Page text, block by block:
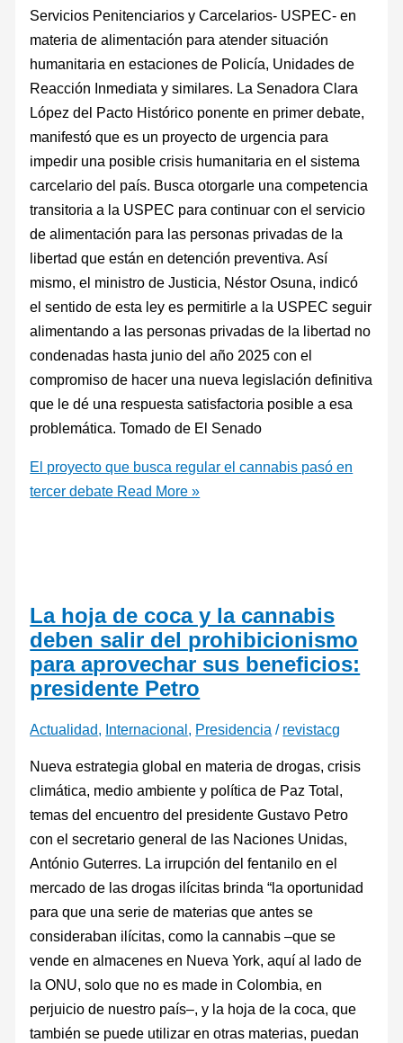
Servicios Penitenciarios y Carcelarios- USPEC- en
materia de alimentación para atender situación
humanitaria en estaciones de Policía, Unidades de
Reacción Inmediata y similares. La Senadora Clara
López del Pacto Histórico ponente en primer debate,
manifestó que es un proyecto de urgencia para
impedir una posible crisis humanitaria en el sistema
carcelario del país. Busca otorgarle una competencia
transitoria a la USPEC para continuar con el servicio
de alimentación para las personas privadas de la
libertad que están en detención preventiva. Así
mismo, el ministro de Justicia, Néstor Osuna, indicó
el sentido de esta ley es permitirle a la USPEC seguir
alimentando a las personas privadas de la libertad no
condenadas hasta junio del año 2025 con el
compromiso de hacer una nueva legislación definitiva
que le dé una respuesta satisfactoria posible a esa
problemática. Tomado de El Senado
El proyecto que busca regular el cannabis pasó en
tercer debate Read More »
La hoja de coca y la cannabis
deben salir del prohibicionismo
para aprovechar sus beneficios:
presidente Petro
Actualidad, Internacional, Presidencia / revistacg
Nueva estrategia global en materia de drogas, crisis
climática, medio ambiente y política de Paz Total,
temas del encuentro del presidente Gustavo Petro
con el secretario general de las Naciones Unidas,
António Guterres. La irrupción del fentanilo en el
mercado de las drogas ilícitas brinda “la oportunidad
para que una serie de materias que antes se
consideraban ilícitas, como la cannabis –que se
vende en almacenes en Nueva York, aquí al lado de
la ONU, solo que no es made in Colombia, en
perjuicio de nuestro país–, y la hoja de la coca, que
también se puede utilizar en otras materias, puedan